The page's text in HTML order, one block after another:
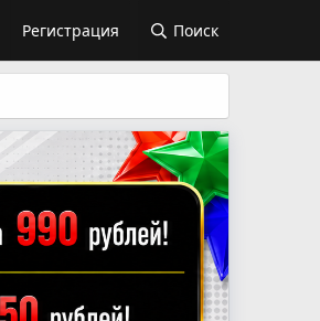
Регистрация Поиск